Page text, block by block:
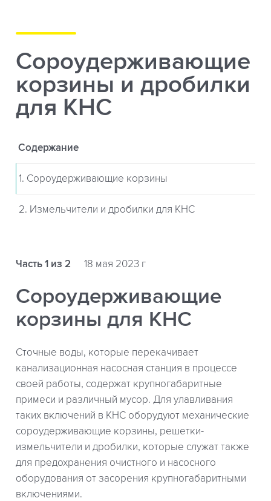
Сороудерживающие
корзины и дробилки
для КНС
Содержание
1. Сороудерживающие корзины
2. Измельчители и дробилки для КНС
Часть 1 из 2 18 мая 2023 г
Сороудерживающие
корзины для КНС
Сточные воды, которые перекачивает
канализационная насосная станция в процессе
своей работы, содержат крупногабаритные
примеси и различный мусор. Для улавливания
таких включений в КНС оборудуют механические
сороудерживающие корзины, решетки-
измельчители и дробилки, которые служат также
для предохранения очистного и насосного
оборудования от засорения крупногабаритными
включениями.